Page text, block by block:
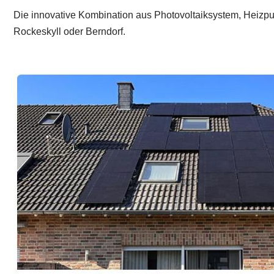
Die innovative Kombination aus Photovoltaiksystem,
Rockeskyll oder Berndorf.